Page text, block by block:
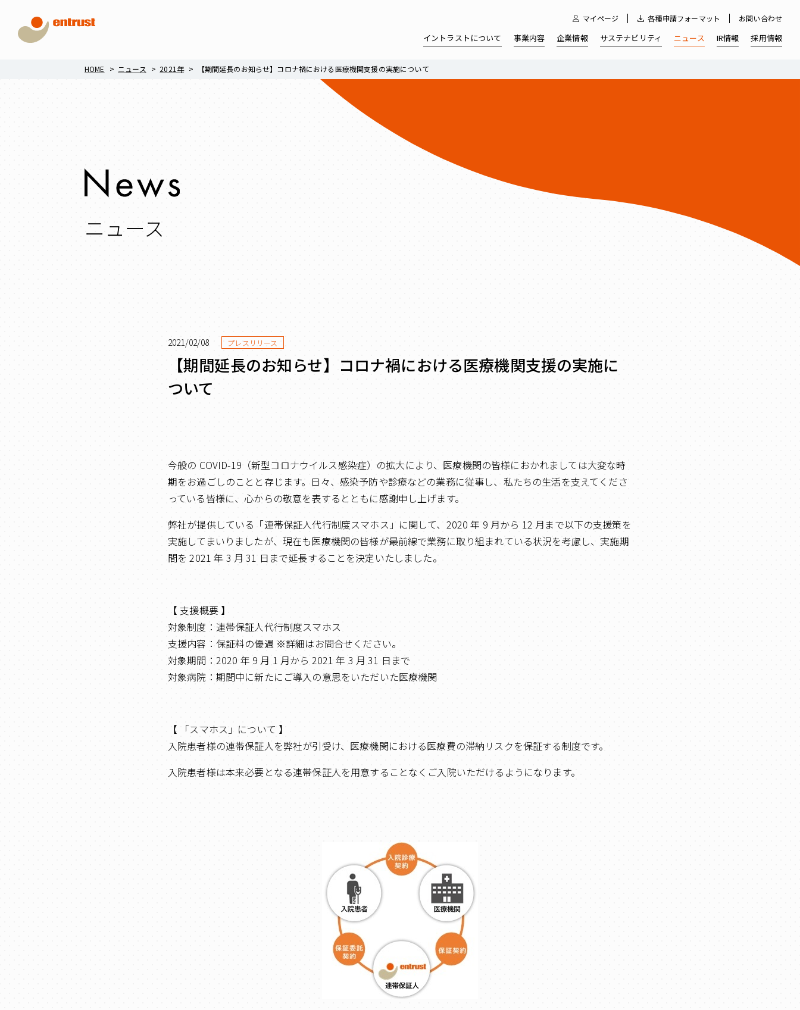
イントラストについて 事業内容 企業情報 サステナビリティ ニュース IR情報 採用情報
マイページ 各種申請フォーマット お問い合わせ
HOME ニュース 2021年 【期間延長のお知らせ】コロナ禍における医療機関支援の実施について
ニュース
2021/02/08 プレスリリース
【期間延長のお知らせ】コロナ禍における医療機関支援の実施に
ついて
今般の COVID-19（新型コロナウイルス感染症）の拡大により、医療機関の皆様におかれましては大変な時
期をお過ごしのことと存じます。日々、感染予防や診療などの業務に従事し、私たちの生活を支えてくださ
っている皆様に、心からの敬意を表するとともに感謝申し上げます。
弊社が提供している「連帯保証人代行制度スマホス」に関して、2020 年 9 月から 12 月まで以下の支援策を
実施してまいりましたが、現在も医療機関の皆様が最前線で業務に取り組まれている状況を考慮し、実施期
間を 2021 年 3 月 31 日まで延長することを決定いたしました。
【 支援概要 】
対象制度：連帯保証人代行制度スマホス
支援内容：保証料の優遇 ※詳細はお問合せください。
対象期間：2020 年 9 月 1 月から 2021 年 3 月 31 日まで
対象病院：期間中に新たにご導入の意思をいただいた医療機関
【 「スマホス」について 】
入院患者様の連帯保証人を弊社が引受け、医療機関における医療費の滞納リスクを保証する制度です。
入院患者様は本来必要となる連帯保証人を用意することなくご入院いただけるようになります。